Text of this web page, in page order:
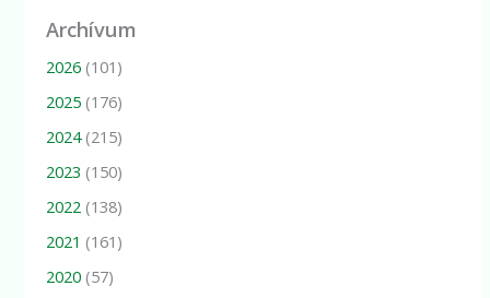
Archívum
2026 (101)
2025 (176)
2024(215)
2023 (150)
2022 (138)
2021 (161)
2020 (57)